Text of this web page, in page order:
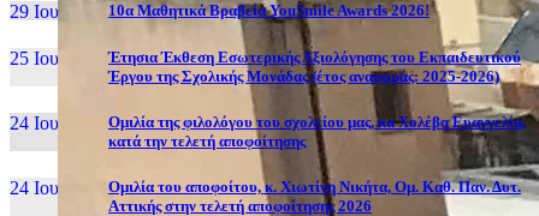
29 Ιουν, 26 10α Μαθητικά Βραβεία YouSmile Awards 2026!
25 Ιουν, 26
Έτησια Έκθεση Εσωτερικής Αξιολόγησης του Εκπαιδευτικού
Έργου της Σχολικής Μονάδας (έτος αναφοράς: 2025-2026)
24 Ιουν, 26
Ομιλία της φιλολόγου του σχολείου μας, κα Χολέβα Ευαγγελία,
κατά την τελετή αποφοίτησης
24 Ιουν, 26
Ομιλία του αποφοίτου, κ. Χιωτίνη Νικήτα, Ομ. Καθ. Παν. Δυτ.
Αττικής στην τελετή αποφοίτησης 2026